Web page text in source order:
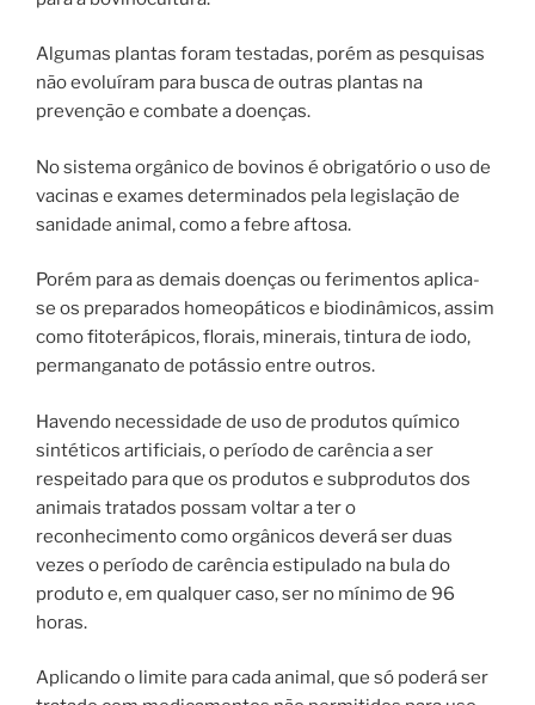
Algumas plantas foram testadas, porém as pesquisas
não evoluíram para busca de outras plantas na
prevenção e combate a doenças.
No sistema orgânico de bovinos é obrigatório o uso de
vacinas e exames determinados pela legislação de
sanidade animal, como a febre aftosa.
Porém para as demais doenças ou ferimentos aplica-
se os preparados homeopáticos e biodinâmicos, assim
como fitoterápicos, florais, minerais, tintura de iodo,
permanganato de potássio entre outros.
Havendo necessidade de uso de produtos químico
sintéticos artificiais, o período de carência a ser
respeitado para que os produtos e subprodutos dos
animais tratados possam voltar a ter o
reconhecimento como orgânicos deverá ser duas
vezes o período de carência estipulado na bula do
produto e, em qualquer caso, ser no mínimo de 96
horas.
Aplicando o limite para cada animal, que só poderá ser